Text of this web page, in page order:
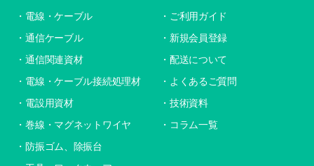
電線・ケーブル
通信ケーブル
通信関連資材
電線・ケーブル接続処理材
電設用資材
巻線・マグネットワイヤ
防振ゴム、除振台
ご利用ガイド
新規会員登録
配送について
よくあるご質問
技術資料
コラム一覧